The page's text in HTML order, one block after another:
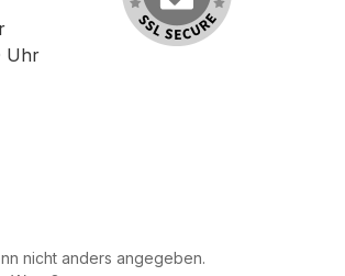
Uhr
nicht anders angegeben.